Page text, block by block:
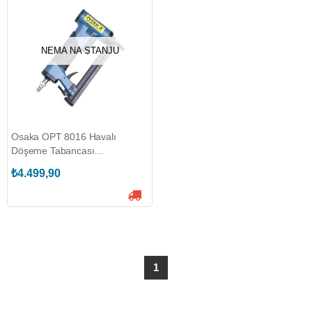
NEMA NA STANJU
Osaka OPT 8016 Havalı
Döşeme Tabancası
₺4.499,90
1